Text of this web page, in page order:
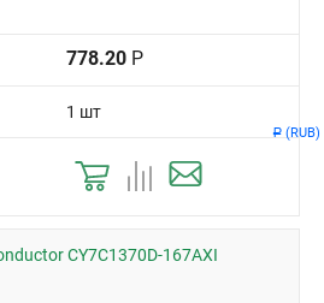
Р (RUB)
778.20 Р
1 шт
CY7C1370D-167AXI